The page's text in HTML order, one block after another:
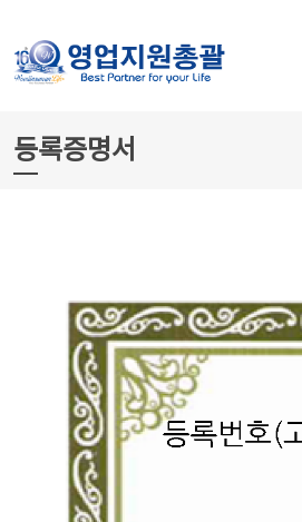
등록증명서